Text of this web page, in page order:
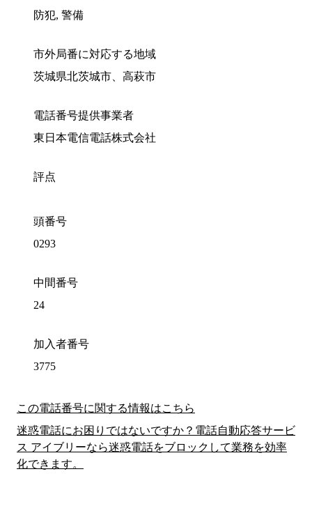
防犯, 警備
市外局番に対応する地域
茨城県北茨城市、高萩市
電話番号提供事業者
東日本電信電話株式会社
評点
頭番号
0293
中間番号
24
加入者番号
3775
この電話番号に関する情報はこちら
迷惑電話にお困りではないですか？電話自動応答サービ
ス アイブリーなら迷惑電話をブロックして業務を効率
化できます。